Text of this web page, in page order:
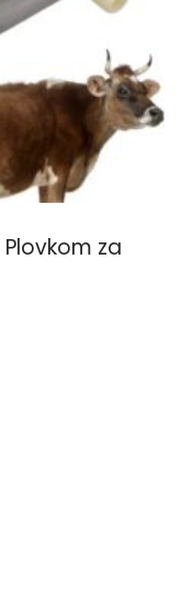
za